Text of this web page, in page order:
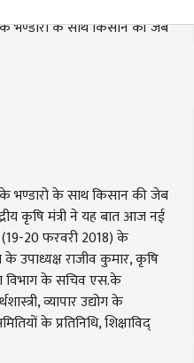
के भण्डारो के साथ किसान की जेब
के भण्डारो के साथ किसान की जेब
कृषि मंत्री ने यह बात आज नई
(19-20 फरवरी 2018) के
उपाध्यक्ष राजीव कुमार, कृषि
विभाग के सचिव एस.के
व्यापार उद्योग के
के प्रतिनिधि, शिक्षाविद्